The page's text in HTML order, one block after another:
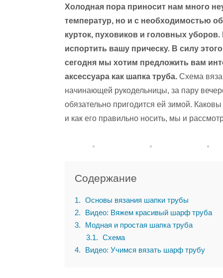
Холодная пора приносит нам много
температур, но и с необходимостью
курток, пуховиков и головных
испортить вашу прическу. В силу
сегодня мы хотим предложить вам
аксессуара как шапка труба. Схема
начинающей рукодельницы, за пару
обязательно пригодится ей зимой.
и как его правильно носить, мы и
Содержание
1
Основы вязания шапки трубы
2
Видео: Вяжем красивый шарф труба
3
Модная и простая шапка труба
3.1
Схема
4
Видео: Учимся вязать шарф трубу